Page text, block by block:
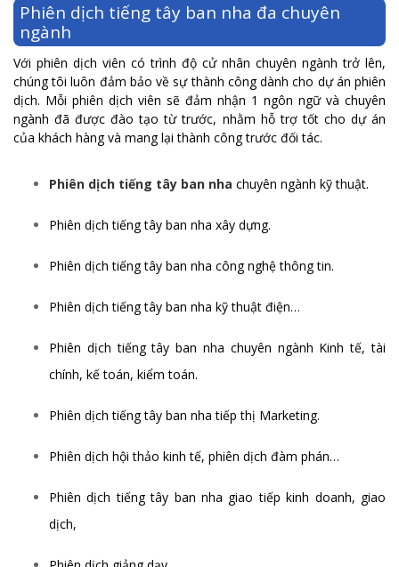
Phiên dịch tiếng tây ban nha đa chuyên
ngành
Với phiên dịch viên có trình độ cử nhân chuyên ngành trở lên,
chúng tôi luôn đảm bảo về sự thành công dành cho dự án phiên
dịch. Mỗi phiên dịch viên sẽ đảm nhận 1 ngôn ngữ và chuyên
ngành đã được đào tạo từ trước, nhằm hỗ trợ tốt cho dự án
của khách hàng và mang lại thành công trước đối tác.
Phiên dịch tiếng tây ban nha chuyên ngành kỹ thuật.
Phiên dịch tiếng tây ban nha xây dựng.
Phiên dịch tiếng tây ban nha công nghệ thông tin.
Phiên dịch tiếng tây ban nha kỹ thuật điện…
Phiên dịch tiếng tây ban nha chuyên ngành Kinh tế, tài
chính, kế toán, kiểm toán.
Phiên dịch tiếng tây ban nha tiếp thị Marketing.
Phiên dịch hội thảo kinh tế, phiên dịch đàm phán…
Phiên dịch tiếng tây ban nha giao tiếp kinh doanh, giao
dịch,